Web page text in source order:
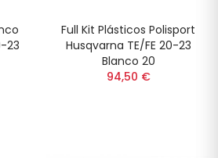
23
Full Kit Plásticos Polisport
Husqvarna TE/FE 20-23
Blanco 20
94,50 €